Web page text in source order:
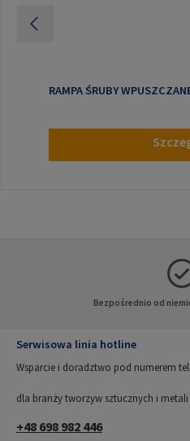
Bezpośrednio od
Serwisowa linia hotline
Wsparcie i doradztwo pod numerem
dla branży tworzyw sztucznych i metali
+48 698 982 446